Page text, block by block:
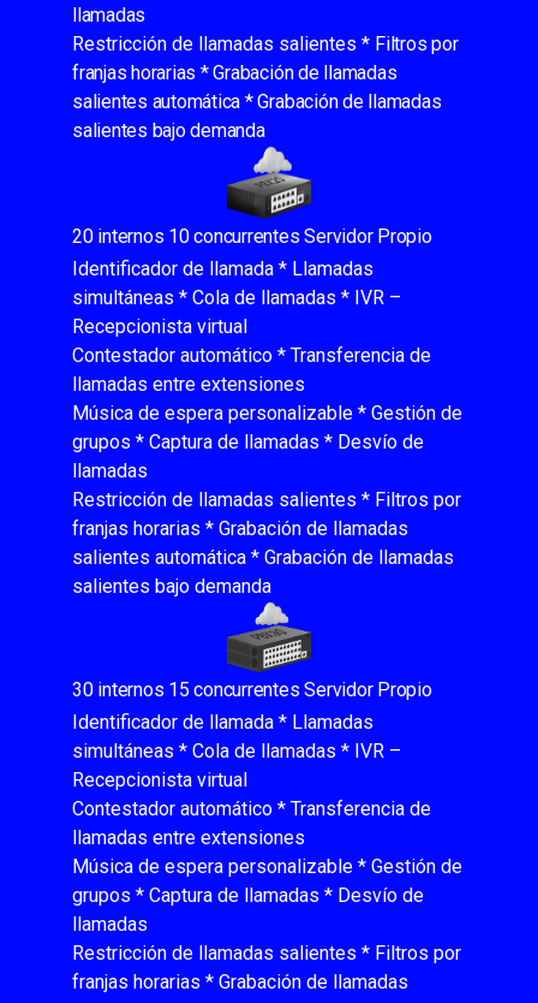
llamadas
Restricción de llamadas salientes * Filtros por
franjas horarias *Grabación de llamadas
salientes automática *Grabación de llamadas
salientes bajo demanda
20 internos 10 concurrentes Servidor Propio
Identificador de llamada * Llamadas
simultáneas * Cola de llamadas * IVR –
Recepcionista virtual
Contestador automático * Transferencia de
llamadas entre extensiones
Música de espera personalizable * Gestión de
grupos * Captura de llamadas * Desvío de
llamadas
Restricción de llamadas salientes * Filtros por
franjas horarias * Grabación de llamadas
salientes automática * Grabación de llamadas
salientes bajo demanda
30 internos 15 concurrentes Servidor Propio
Identificador de llamada * Llamadas
simultáneas * Cola de llamadas * IVR –
Recepcionista virtual
Contestador automático * Transferencia de
llamadas entre extensiones
Música de espera personalizable * Gestión de
grupos * Captura de llamadas * Desvío de
llamadas
Restricción de llamadas salientes * Filtros por
franjas horarias * Grabación de llamadas